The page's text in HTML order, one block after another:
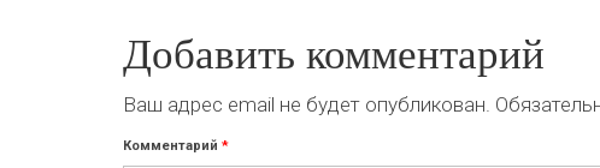
Добавить комментарий
Ваш адрес email не будет опубликован.
Комментарий *